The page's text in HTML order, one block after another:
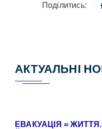
Поділитись:
АКТУАЛЬНІ
ЕВАКУАЦІЯ =